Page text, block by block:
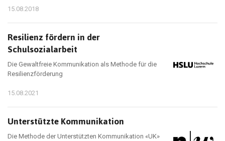
15.08.2018
Resilienz fördern in der
Schulsozialarbeit
Die Gewaltfreie Kommunikation als Methode für die
Resilienzförderung
15.08.2021
Unterstützte Kommunikation
Die Methode der Unterstützten Kommunikation «UK»